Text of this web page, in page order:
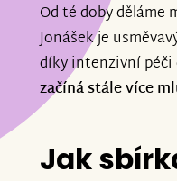
Od té doby děláme
Jonášek je
díky intenzivní péči
začíná stále více
Jak